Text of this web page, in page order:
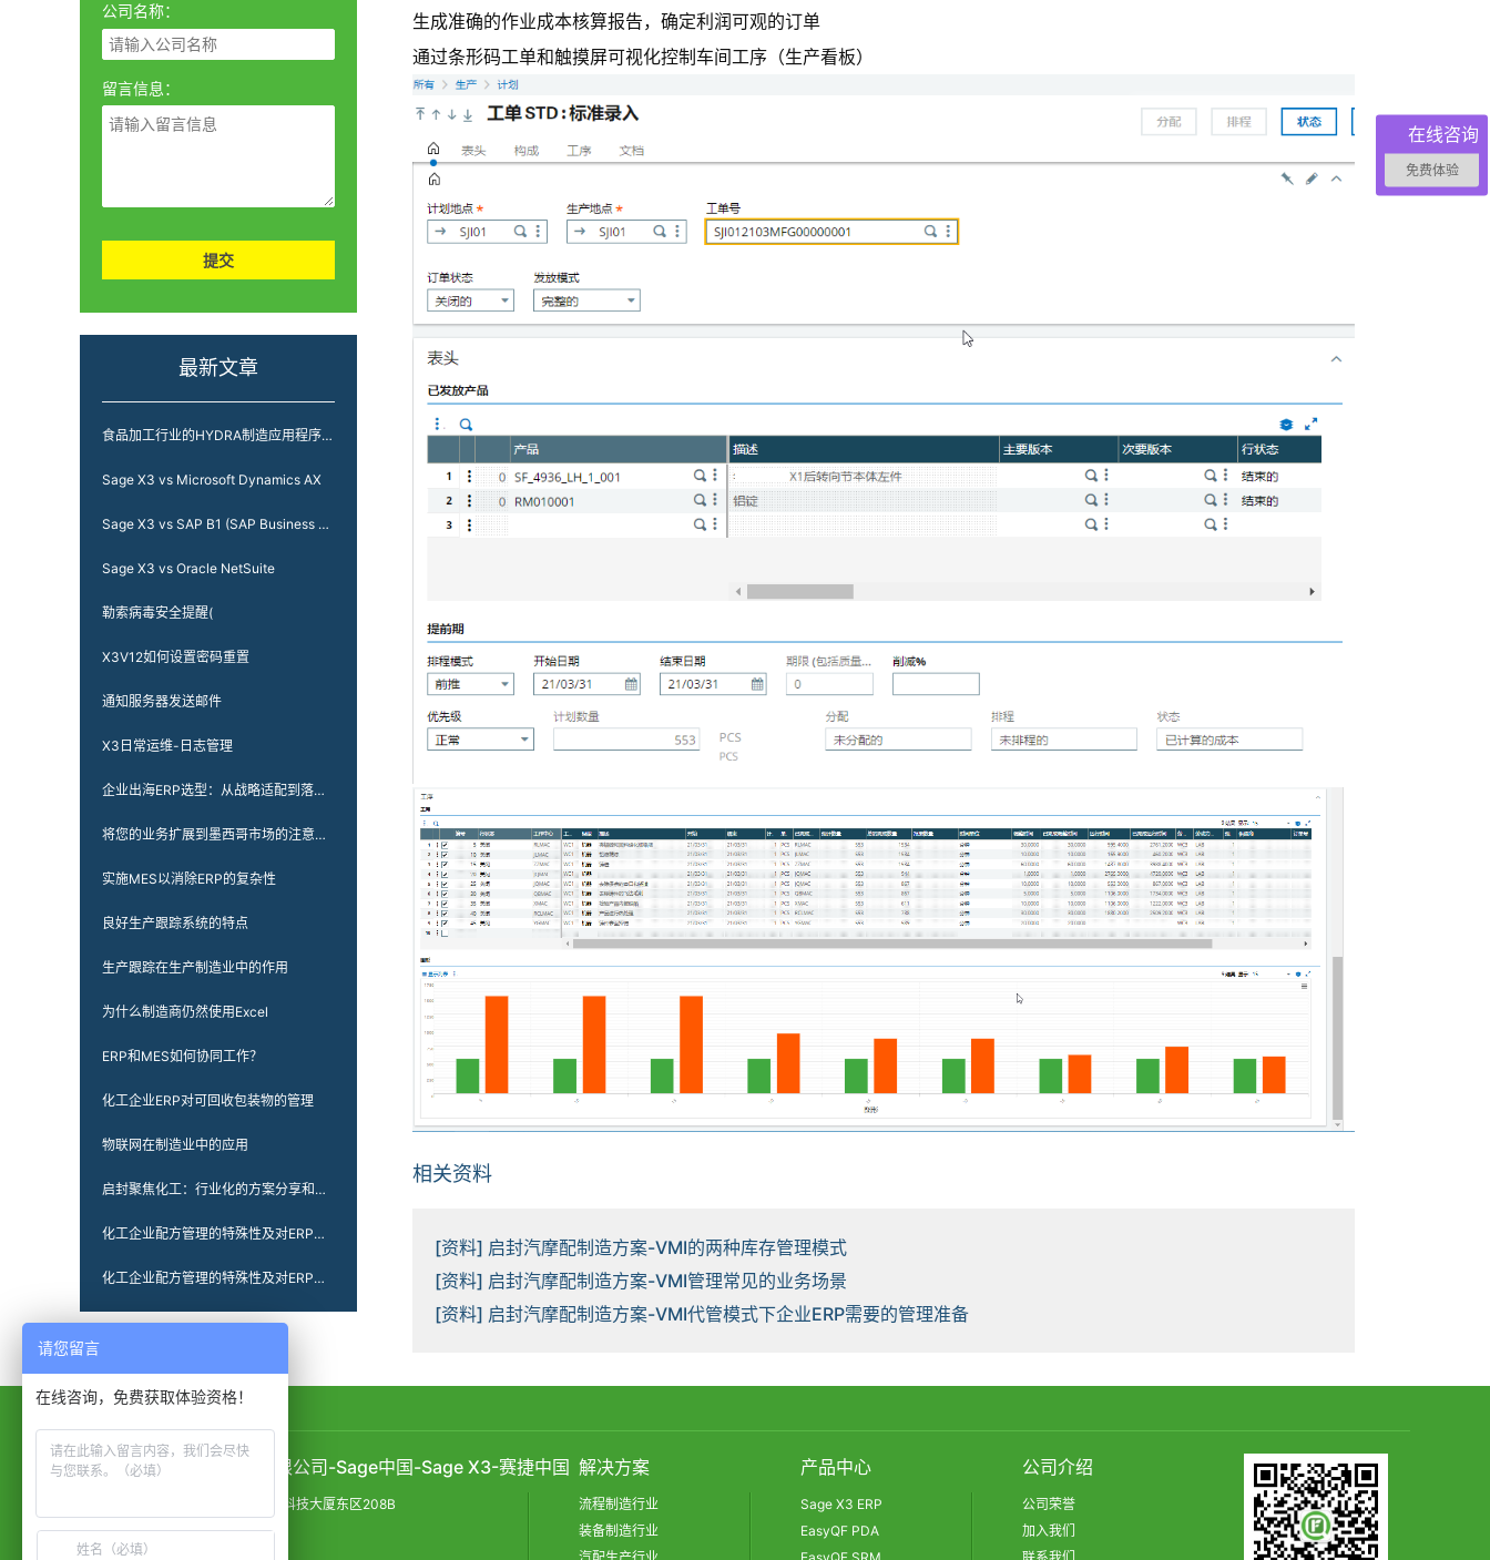
公司名称：
留言信息：
提交
最新文章
食品加工行业的HYDRA制造应用程序-以负责任的态度加工食品
Sage X3 vs Microsoft Dynamics AX
Sage X3 vs SAP B1 (SAP Business One)
Sage X3 vs Oracle NetSuite
勒索病毒安全提醒(
X3V12如何设置密码重置
通知服务器发送邮件
X3日常运维-日志管理
企业出海ERP选型：从战略适配到落地实践的多维度指南
将您的业务扩展到墨西哥市场的注意事项
实施MES以消除ERP的复杂性
良好生产跟踪系统的特点
生产跟踪在生产制造业中的作用
为什么制造商仍然使用Excel
ERP和MES如何协同工作？
化工企业ERP对可回收包装物的管理
物联网在制造业中的应用
启封聚焦化工：行业化的方案分享和持续的技术迭代
化工企业配方管理的特殊性及对ERP的管理要求（二）
化工企业配方管理的特殊性及对ERP的管理要求
生成准确的作业成本核算报告，确定利润可观的订单
通过条形码工单和触摸屏可视化控制车间工序（生产看板）
相关资料
[资料] 启封汽摩配制造方案-VMI的两种库存管理模式
[资料] 启封汽摩配制造方案-VMI管理常见的业务场景
[资料] 启封汽摩配制造方案-VMI代管模式下企业ERP需要的管理准备
上海启封企业管理咨询有限公司-Sage中国-Sage X3-赛捷中国
上海总部：杨浦区国康路46号同济科技大厦东区208B
联系电话：400-618-3060
解决方案
流程制造行业
装备制造行业
产品中心
Sage X3 ERP
EasyQF PDA
公司介绍
公司荣誉
加入我们
在线咨询
免费体验
请您留言
在线咨询，免费获取体验资格！